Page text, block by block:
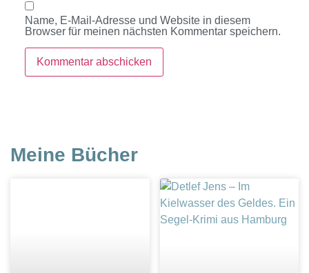
Name, E-Mail-Adresse und Website in diesem
Browser für meinen nächsten Kommentar speichern.
Meine Bücher